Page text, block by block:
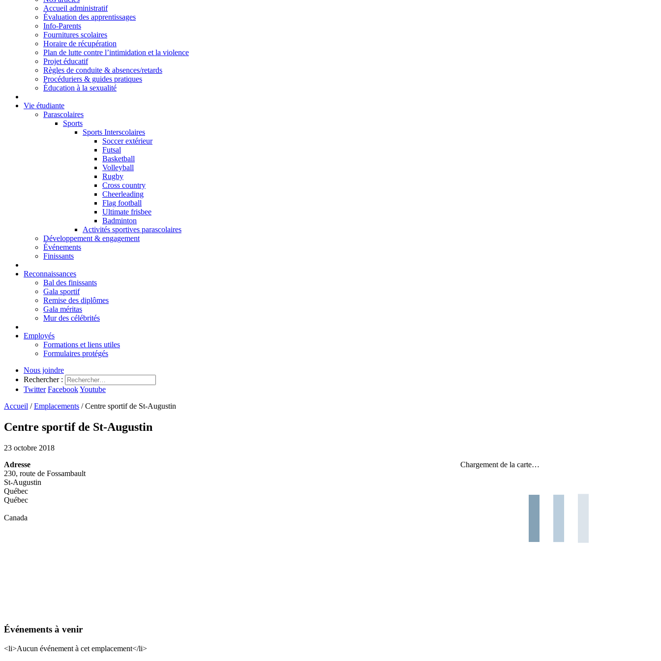
Accueil administratif
Évaluation des apprentissages
Info-Parents
Fournitures scolaires
Horaire de récupération
Plan de lutte contre l’intimidation et la violence
Projet éducatif
Règles de conduite & absences/retards
Procéduriers & guides pratiques
Éducation à la sexualité
Vie étudiante
Parascolaires
Sports
Sports Interscolaires
Soccer extérieur
Futsal
Basketball
Volleyball
Rugby
Cross country
Cheerleading
Flag football
Ultimate frisbee
Badminton
Activités sportives parascolaires
Développement & engagement
Événements
Finissants
Reconnaissances
Bal des finissants
Gala sportif
Remise des diplômes
Gala méritas
Mur des célébrités
Employés
Formations et liens utiles
Formulaires protégés
Nous joindre
Rechercher :
Twitter FacebookYoutube
Accueil /Emplacements /Centre sportif de St-Augustin
Centre sportif de St-Augustin
23 octobre 2018
Chargement de la carte…
Adresse
230, route de Fossambault
St-Augustin
Québec
Québec
Canada
Événements à venir
<li>Aucun événement à cet emplacement</li>